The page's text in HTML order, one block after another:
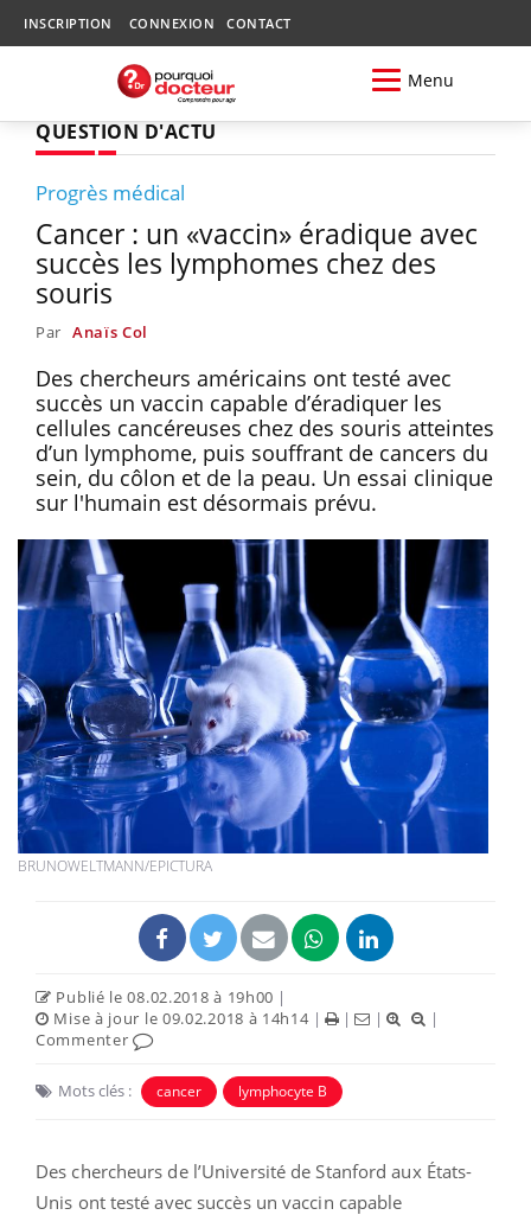
INSCRIPTION CONNEXION CONTACT
Menu
QUESTION D'ACTU
Progrès médical
Cancer : un «vaccin» éradique avec
succès les lymphomes chez des
souris
Par Anaïs Col
Des chercheurs américains ont testé avec
succès un vaccin capable d’éradiquer les
cellules cancéreuses chez des souris atteintes
d’un lymphome, puis souffrant de cancers du
sein, du côlon et de la peau. Un essai clinique
sur l'humain est désormais prévu.
BRUNOWELTMANN/EPICTURA
Publié le 08.02.2018 à 19h00 |
Mise à jour le 09.02.2018 à 14h14| | |
|
Commenter
Mots clés : cancer lymphocyte B
Des chercheurs de l’Université de Stanford aux États-
Unis ont testé avec succès un vaccin capable